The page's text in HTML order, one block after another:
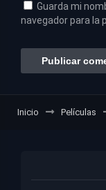
Guarda mi
navegador para la
Inicio Películas